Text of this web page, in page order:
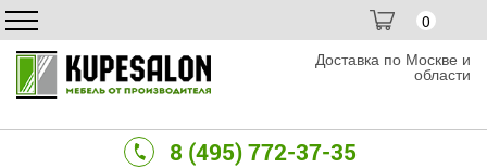
0
Доставка по Москве и
области
8 (495) 772-37-35